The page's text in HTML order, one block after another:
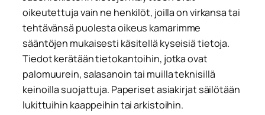
oikeutettuja vain ne henkilöt, joilla on virkansa tai
tehtävänsä puolesta oikeus kamarimme
sääntöjen mukaisesti käsitellä kyseisiä tietoja.
Tiedot kerätään tietokantoihin, jotka ovat
palomuurein, salasanoin tai muilla teknisillä
keinoilla suojattuja. Paperiset asiakirjat säilötään
lukittuihin kaappeihin tai arkistoihin.